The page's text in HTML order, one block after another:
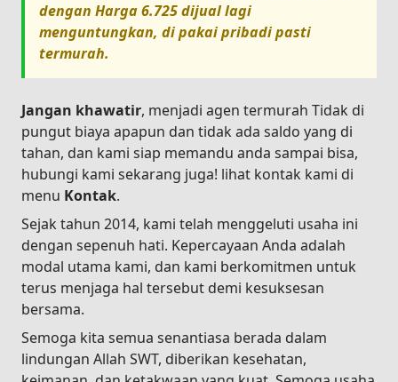
dengan Harga6.725dijual lagi
menguntungkan, di pakai pribadi pasti
termurah.
Jangan khawatir, menjadi agen termurah Tidak di
pungut biaya apapun dan tidak ada saldo yang di
tahan, dan kami siap memandu anda sampai bisa,
hubungi kami sekarang juga! lihat kontak kami di
menu Kontak.
Sejak tahun 2014, kami telah menggeluti usaha ini
dengan sepenuh hati. Kepercayaan Anda adalah
modal utama kami, dan kami berkomitmen untuk
terus menjaga hal tersebut demi kesuksesan
bersama.
Semoga kita semua senantiasa berada dalam
lindungan Allah SWT, diberikan kesehatan,